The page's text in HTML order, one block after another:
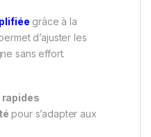
grâce à la
d’ajuster les
sans effort.
pour s’adapter aux